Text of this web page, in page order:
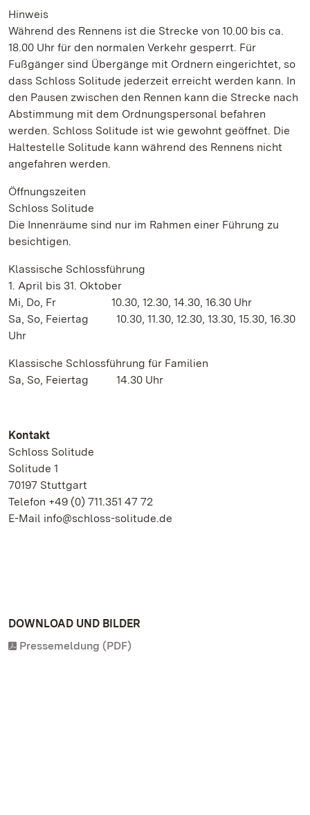
Hinweis
Während des Rennens ist die Strecke von 10.00 bis ca.
18.00 Uhr für den normalen Verkehr gesperrt. Für
Fußgänger sind Übergänge mit Ordnern eingerichtet, so
dass Schloss Solitude jederzeit erreicht werden kann. In
den Pausen zwischen den Rennen kann die Strecke nach
Abstimmung mit dem Ordnungspersonal befahren
werden. Schloss Solitude ist wie gewohnt geöffnet. Die
Haltestelle Solitude kann während des Rennens nicht
angefahren werden.
Öffnungszeiten
Schloss Solitude
Die Innenräume sind nur im Rahmen einer Führung zu
besichtigen.
Klassische Schlossführung
1. April bis 31. Oktober
Mi, Do, Fr 10.30, 12.30, 14.30, 16.30 Uhr
Sa, So, Feiertag 10.30, 11.30, 12.30, 13.30, 15.30, 16.30
Uhr
Klassische Schlossführung für Familien
Sa, So, Feiertag 14.30 Uhr
Kontakt
Schloss Solitude
Solitude 1
70197 Stuttgart
Telefon +49 (0) 711.351 47 72
E-Mail info@schloss-solitude.de
DOWNLOAD UND BILDER
Pressemeldung (PDF)